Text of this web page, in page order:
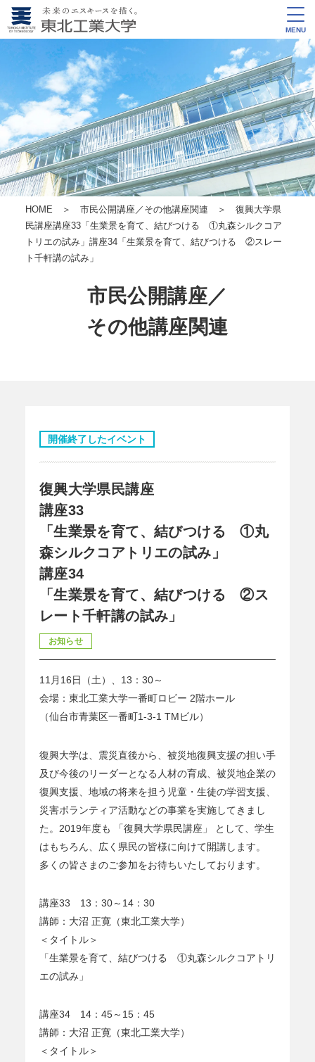
MENU
HOME ＞ 市民公開講座／その他講座関連 ＞ 復興大学県
民講座講座33「生業景を育て、結びつける ①丸森シルクコア
トリエの試み」 講座34「生業景を育て、結びつける ②スレー
ト千軒講の試み」
市民公開講座／
その他講座関連
開催終了したイベント
復興大学県民講座
講座33
「生業景を育て、結びつける ①丸
森シルクコアトリエの試み」
講座34
「生業景を育て、結びつける ②ス
レート千軒講の試み」
お知らせ
11月16日（土）、13：30～
会場：東北工業大学一番町ロビー 2階ホール
（仙台市青葉区一番町1-3-1 TMビル）
復興大学は、震災直後から、被災地復興支援の担い手
及び今後のリーダーとなる人材の育成、被災地企業の
復興支援、地域の将来を担う児童・生徒の学習支援、
災害ボランティア活動などの事業を実施してきまし
た。2019年度も 「復興大学県民講座」 として、学生
はもちろん、広く県民の皆様に向けて開講します。
多くの皆さまのご参加をお待ちいたしております。
講座33 13：30～14：30
講師：大沼 正寛（東北工業大学）
＜タイトル＞
「生業景を育て、結びつける ①丸森シルクコアトリ
エの試み」
講座34 14：45～15：45
講師：大沼 正寛（東北工業大学）
＜タイトル＞